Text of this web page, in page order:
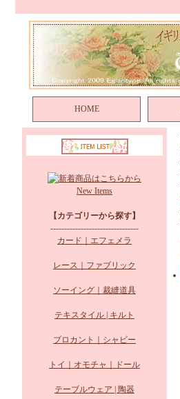
HOME
New Items
【カテゴリーから探す】
--------------------------------
カード｜エフェメラ
レース｜ファブリック
ソーイング｜裁縫道具
テキスタイル | キルト
ブロカント｜シャビー
トイ｜オモチャ｜ドール
テーブルウェア | 陶器